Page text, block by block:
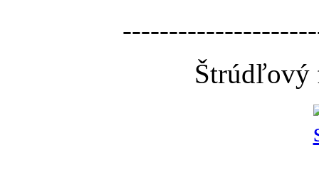
Štrúdľový